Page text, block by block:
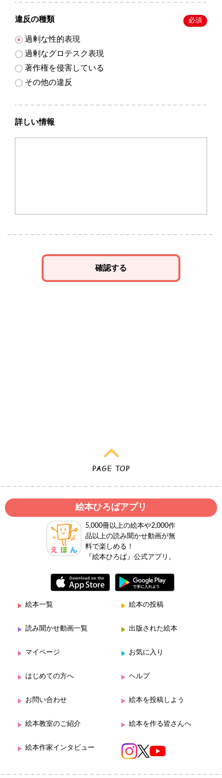
違反の種類 必須
過剰な性的表現
過剰なグロテスク表現
著作権を侵害している
その他の違反
詳しい情報
確認する
絵本ひろばアプリ
5,000冊以上の絵本や2,000作
品以上の読み聞かせ動画が無
料で楽しめる！
『絵本ひろば』公式アプリ。
絵本一覧 絵本の投稿
読み聞かせ動画一覧 出版された絵本
マイページ お気に入り
はじめての方へ ヘルプ
お問い合わせ 絵本を投稿しよう
絵本教室のご紹介 絵本を作る皆さんへ
絵本作家インタビュー